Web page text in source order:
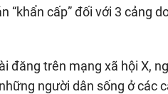
“khẩn cấp” đối với 3 cảng
đăng trên mạng xã hội X,
người dân sống ở các